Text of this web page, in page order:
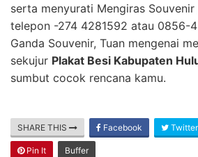
serta menyurati Mengiras
telepon -274 4281592 atau 0856-
Ganda Souvenir, Tuan mengenai
sekujur Plakat Besi Kabupaten
sumbut cocok rencana kamu.
SHARE THIS Facebook Twitter
Pin It Buffer